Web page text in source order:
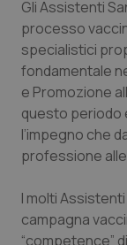
Tumore al
Tumore
Tumori
Tumori
Ulcera &
Vaccini
Gli Assistenti
processo
specialistici
fondamentale
e Promozione
questo periodo
l’impegno che
professione alle
I molti
campagna
“competence”